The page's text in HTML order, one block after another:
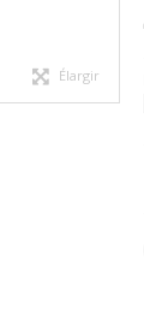
Élargir